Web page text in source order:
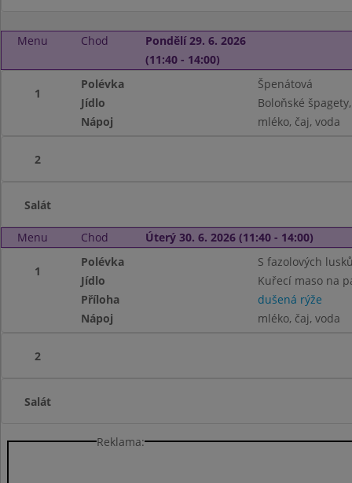
Menu Chod
Pondělí 29. 6. 2026
(11:40 - 14:00)
1
Polévka
Špenátová
Jídlo
Boloňské
Nápoj
mléko, čaj, voda
2
Salát
Menu Chod Úterý 30. 6. 2026 (11:40 - 14:00)
1
Polévka
S fazolových
Jídlo
Kuřecí maso na
Příloha
dušená rýže
Nápoj
mléko, čaj, voda
2
Salát
Reklama: